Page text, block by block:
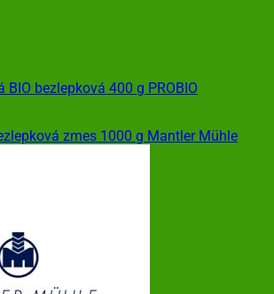
BIO bezlepková 400 g PROBIO